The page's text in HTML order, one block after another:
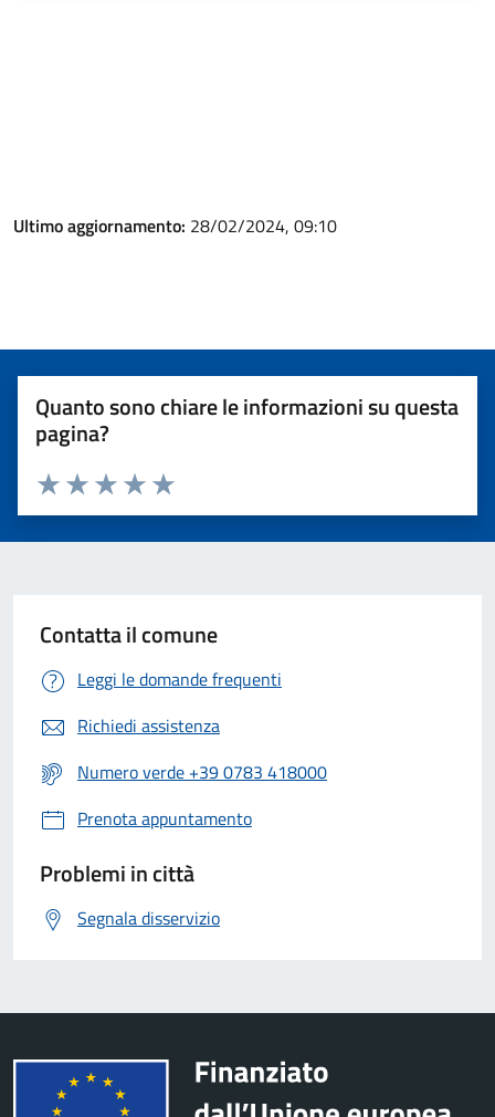
Ultimo aggiornamento: 28/02/2024, 09:10
Quanto sono chiare le informazioni su questa
pagina?
Valuta 5 stelle su 5
Valuta 4 stelle su 5
Valuta 3 stelle su 5
Valuta 2 stelle su 5
Valuta 1 stelle su 5
Contatta il comune
Leggi le domande frequenti
Richiedi assistenza
Numero verde +39 0783 418000
Prenota appuntamento
Problemi in città
Segnala disservizio